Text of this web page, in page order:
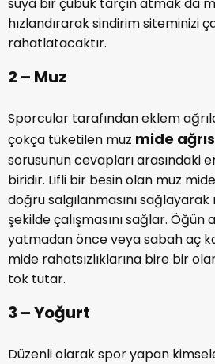
hızlandırarak sindirim siteminizi
rahatlatacaktır.
2 – Muz
Sporcular tarafından eklem
çokça tüketilen muz mide
sorusunun cevapları arasındaki
biridir. Lifli bir besin olan muz
doğru salgılanmasını
şekilde çalışmasını sağlar. Öğün
yatmadan önce veya sabah aç
mide rahatsızlıklarına bire bir
tok tutar.
3 – Yoğurt
Düzenli olarak spor yapan